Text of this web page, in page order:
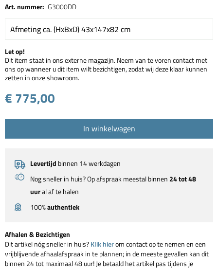
Art. nummer: G3000DD
Afmeting ca. (HxBxD) 43x147x82 cm
Let op!
Dit item staat in ons externe magazijn. Neem van te voren contact met
ons op wanneer u dit item wilt bezichtigen, zodat wij deze klaar kunnen
zetten in onze showroom.
€ 775,00
In winkelwagen
Levertijd binnen 14 werkdagen
Nog sneller in huis? Op afspraak meestal binnen 24 tot 48
uural af te halen
100%authentiek
Afhalen & Bezichtigen
Dit artikel nóg sneller in huis?Klik hierom contact op te nemen en een
vrijblijvende afhaalafspraak in te plannen; in de meeste gevallen kan dit
binnen 24 tot maximaal 48 uur! Je betaald het artikel pas tijdens je